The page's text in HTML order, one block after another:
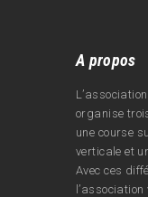
A propos
organise
une course
verticale et
Avec ces